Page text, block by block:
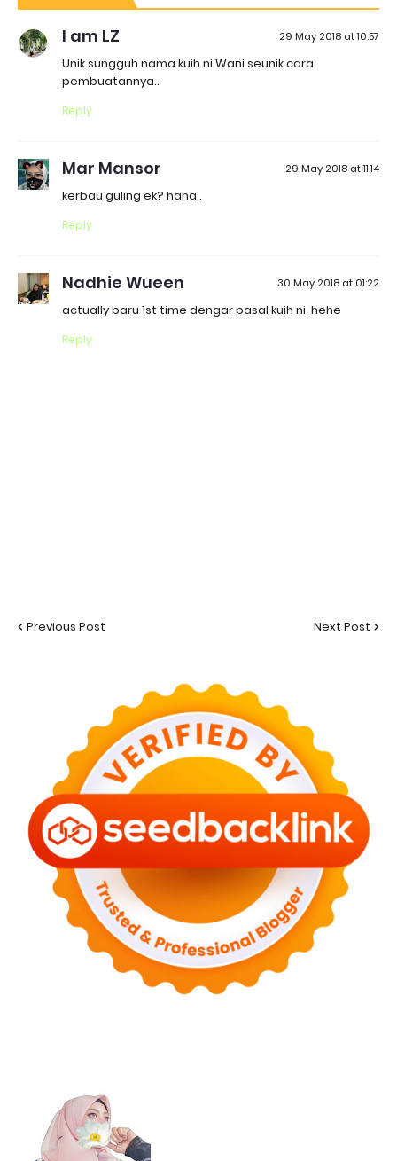
I am LZ 29 May 2018 at 10:57
Unik sungguh nama kuih ni Wani seunik cara
pembuatannya..
Reply
Mar Mansor 29 May 2018 at 11:14
kerbau guling ek? haha..
Reply
Nadhie Wueen 30 May 2018 at 01:22
actually baru 1st time dengar pasal kuih ni. hehe
Reply
Previous Post Next Post